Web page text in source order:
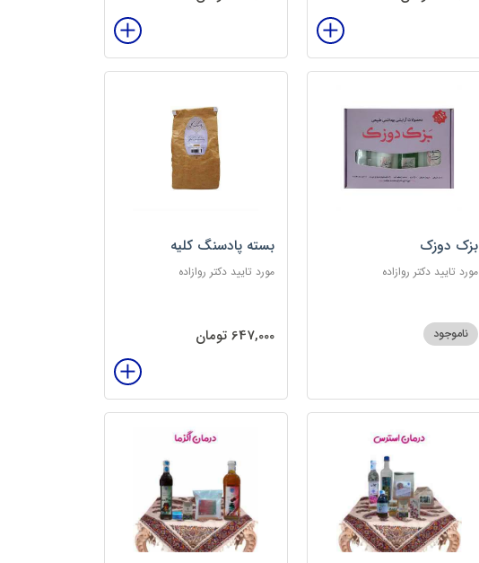
بزک دوزک
مورد تایید دکتر روازاده
ناموجود
بسته پادسنگ کلیه
مورد تایید دکتر روازاده
647,000 تومان